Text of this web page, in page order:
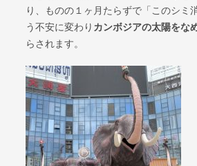
り、ものの１ヶ月たらずで「このシミ
う不安に変わり カンボジアの太陽をな
らされます。